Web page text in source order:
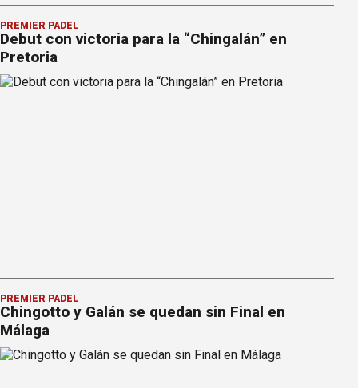
PREMIER PÁDEL
Debut con victoria para la “Chingalán” en
Pretoria
PREMIER PÁDEL
Chingotto y Galán se quedan sin Final en
Málaga